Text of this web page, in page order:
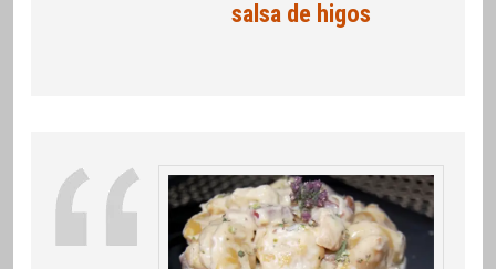
salsa de higos